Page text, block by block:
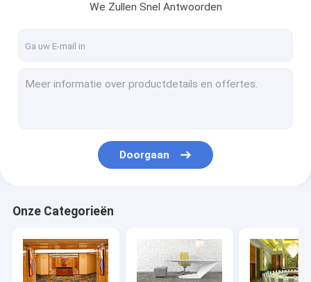
We Zullen Snel Antwoorden
Doorgaan
Onze Categorieën